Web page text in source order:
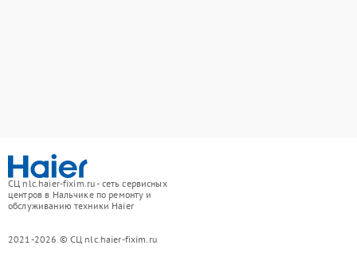
СЦ nlc.haier-fixim.ru - сеть сервисных
центров в Нальчике по ремонту и
обслуживанию техники Haier
2021-2026 © СЦ nlc.haier-fixim.ru